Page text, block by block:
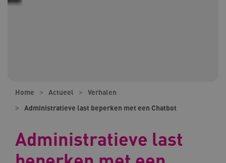
Home Actueel
Verhalen
Administratieve last beperken met een Chatbot
Administratieve last